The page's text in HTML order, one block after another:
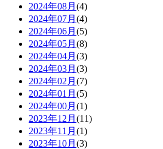
2024年08月 (4)
2024年07月 (4)
2024年06月 (5)
2024年05月 (8)
2024年04月 (3)
2024年03月 (3)
2024年02月 (7)
2024年01月 (5)
2024年00月 (1)
2023年12月 (11)
2023年11月 (1)
2023年10月 (3)